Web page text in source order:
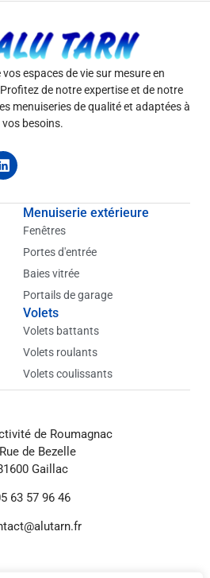
espaces de vie sur mesure en
de notre expertise et de notre
menuiseries de qualité et adaptées à
vos besoins.
L
i
k
Menuiserie extérieure
Fenêtres
Portes d'entrée
Baies vitrée
Portails de garage
Volets
Volets battants
Volets roulants
Volets coulissants
de Roumagnac
de Bezelle
Gaillac
63 57 96 46